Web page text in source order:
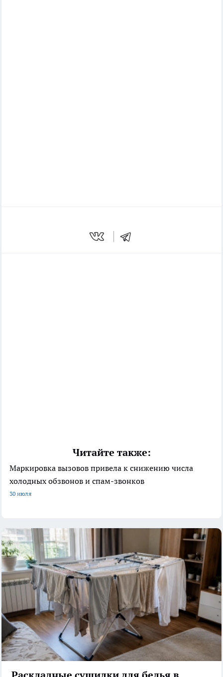
Читайте также:
Маркировка вызовов привела к снижению числа
холодных обзвонов и спам-звонков
30 июля